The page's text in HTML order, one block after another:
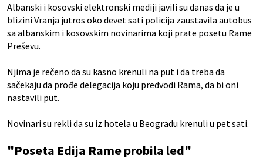
Albanski i kosovski elektronski mediji javili su danas da je u
blizini Vranja jutros oko devet sati policija zaustavila autobus
sa albanskim i kosovskim novinarima koji prate posetu Rame
Preševu.
Njima je rečeno da su kasno krenuli na put i da treba da
sačekaju da prođe delegacija koju predvodi Rama, da bi oni
nastavili put.
Novinari su rekli da su iz hotela u Beogradu krenuli u pet sati.
"Poseta Edija Rame probila led"